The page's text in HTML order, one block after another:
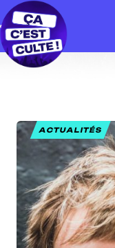
ACTUALITÉS